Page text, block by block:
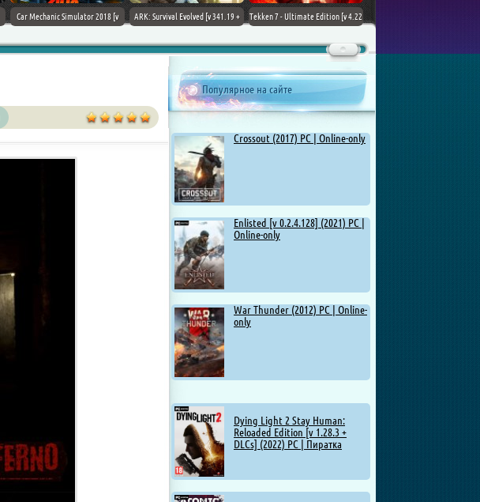
Car Mechanic Simulator 2018 [v
ARK: Survival Evolved [v 341.19 +
Tekken 7 - Ultimate Edition [v 4.22
Chovka
Популярное на сайте
Crossout (2017) PC | Online-only
Enlisted [v 0.2.4.128] (2021) PC |
Online-only
War Thunder (2012) PC | Online-
only
Dying Light 2 Stay Human:
Reloaded Edition [v 1.28.3 +
DLCs] (2022) PC | Пиратка